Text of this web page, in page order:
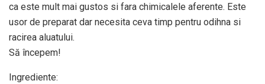
ca este mult mai gustos si fara chimicalele aferente. Este
usor de preparat dar necesita ceva timp pentru odihna si
racirea aluatului.
Să începem!
Ingrediente: